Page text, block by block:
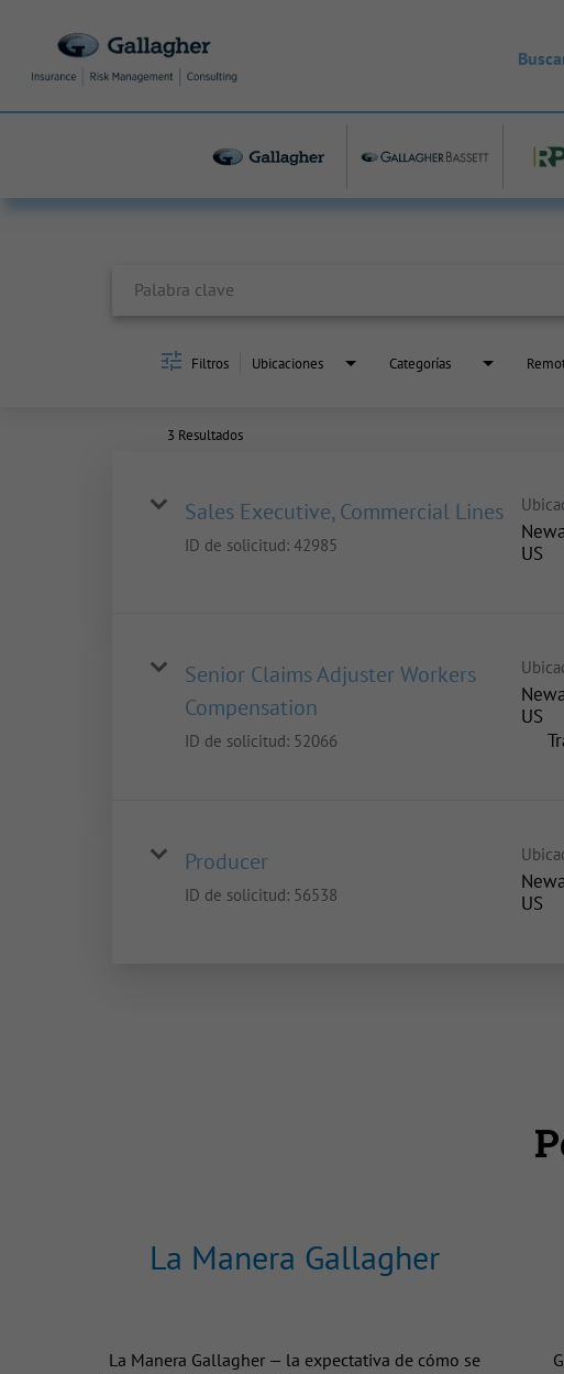
Filtros Ubicaciones Categorías
3 Resultados
Sales Executive, Commercial Lines
ID de solicitud: 42985
Senior Claims Adjuster Workers
Compensation
ID de solicitud: 52066
Producer
ID de solicitud: 56538
La Manera Gallagher
La Manera Gallagher — la expectativa de cómo se